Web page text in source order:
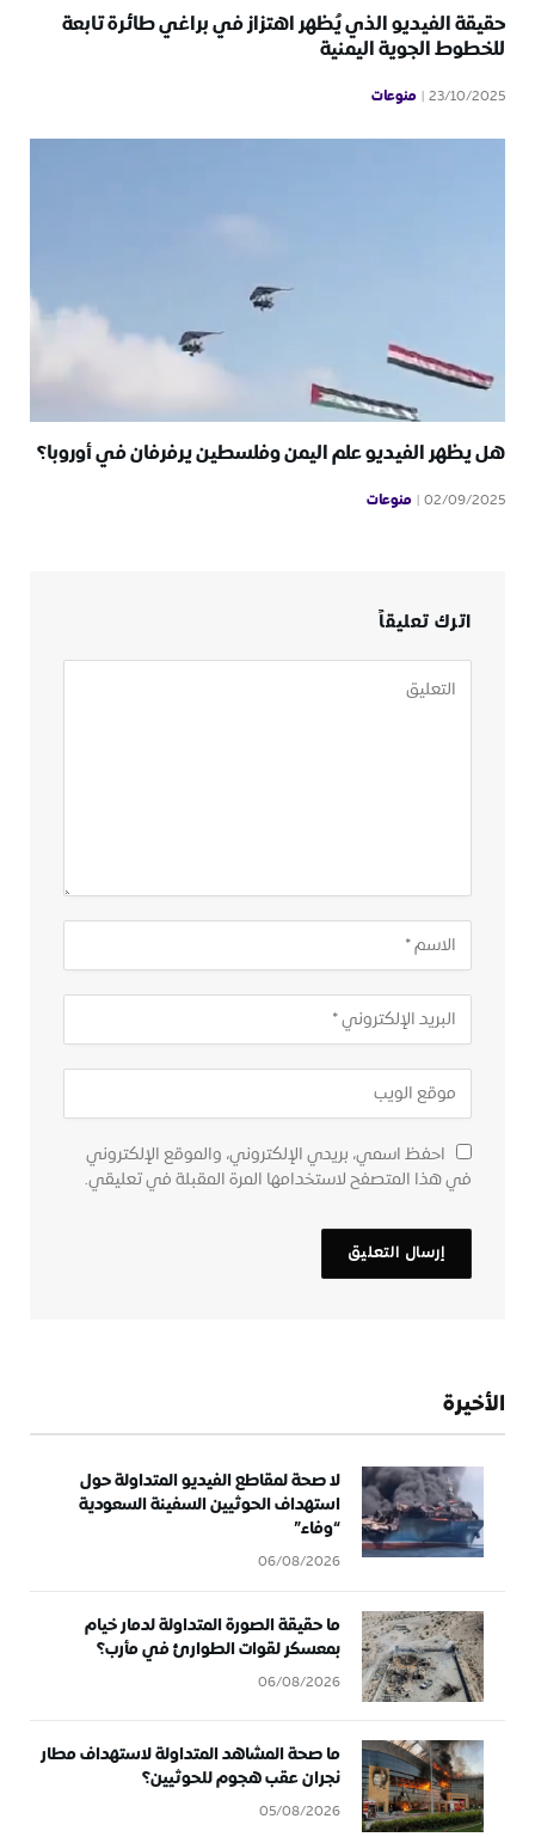
حقيقة الفيديو الذي يُظهر اهتزاز في براغي طائرة تابعة
للخطوط الجوية اليمنية
23/10/2025 منوعات
هل يظهر الفيديو علم اليمن وفلسطين يرفرفان في أوروبا؟
02/09/2025 منوعات
اترك تعليقاً
احفظ اسمي، بريدي الإلكتروني، والموقع الإلكتروني
في هذا المتصفح لاستخدامها المرة المقبلة في تعليقي.
الأخيرة
لا صحة لمقاطع الفيديو المتداولة حول
استهداف الحوثيين السفينة السعودية
“وفاء”
06/08/2026
ما حقيقة الصورة المتداولة لدمار خيام
بمعسكر لقوات الطوارئ في مأرب؟
06/08/2026
ما صحة المشاهد المتداولة لاستهداف مطار
نجران عقب هجوم للحوثيين؟
05/08/2026